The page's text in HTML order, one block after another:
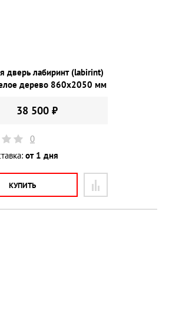
дверь лабиринт (labirint)
дерево 860х2050 мм
38 500 ₽
0
от 1 дня
КУПИТЬ